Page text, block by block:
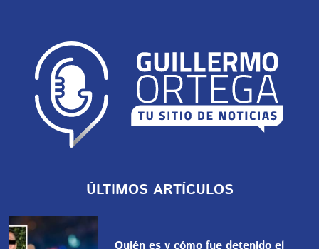
ÚLTIMOS ARTÍCULOS